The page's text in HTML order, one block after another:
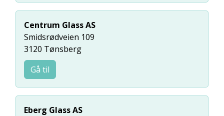
Centrum Glass AS
Smidsrødveien 109
3120 Tønsberg
Gå til
Eberg Glass AS